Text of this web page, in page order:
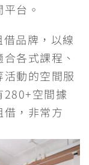
台。
品牌，以線
各式課程、
動的空間服
280+空間據
，非常方